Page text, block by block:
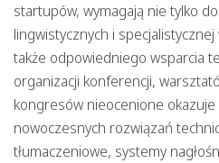
startupów, wymagają nie tylko
lingwistycznych i specjalistycznej
także odpowiedniego wsparcia
organizacji konferencji,
kongresów nieocenione
nowoczesnych rozwiązań
tłumaczeniowe, systemy